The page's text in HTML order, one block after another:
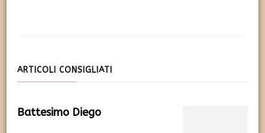
ARTICOLI CONSIGLIATI
Battesimo Diego